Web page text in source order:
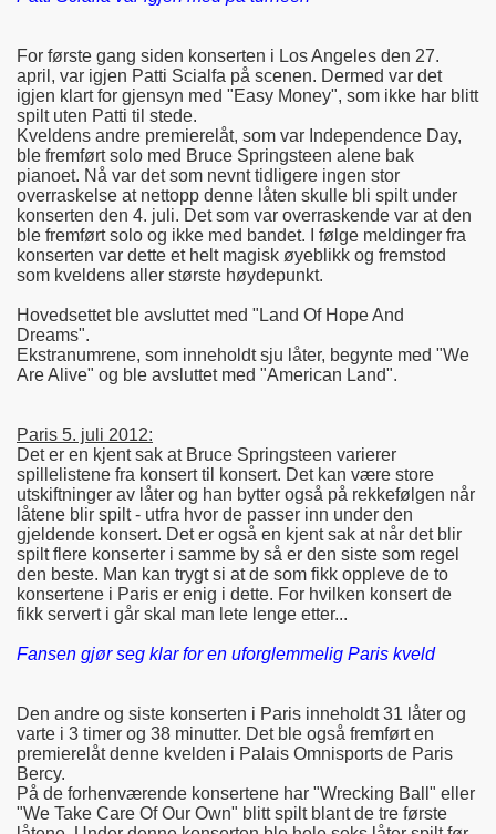
For første gang siden konserten i Los Angeles den 27.
april, var igjen Patti Scialfa på scenen. Dermed var det
igjen klart for gjensyn med "Easy Money", som ikke har blitt
spilt uten Patti til stede.
Kveldens andre premierelåt, som var Independence Day,
ble fremført solo med Bruce Springsteen alene bak
pianoet. Nå var det som nevnt tidligere ingen stor
overraskelse at nettopp denne låten skulle bli spilt under
konserten den 4. juli. Det som var overraskende var at den
ble fremført solo og ikke med bandet. I følge meldinger fra
konserten var dette et helt magisk øyeblikk og fremstod
som kveldens aller største høydepunkt.
Hovedsettet ble avsluttet med "Land Of Hope And
Dreams".
Ekstranumrene, som inneholdt sju låter, begynte med "We
Are Alive" og ble avsluttet med "American Land".
Paris 5. juli 2012:
Det er en kjent sak at Bruce Springsteen varierer
spillelistene fra konsert til konsert. Det kan være store
utskiftninger av låter og han bytter også på rekkefølgen når
låtene blir spilt - utfra hvor de passer inn under den
gjeldende konsert. Det er også en kjent sak at når det blir
spilt flere konserter i samme by så er den siste som regel
den beste. Man kan trygt si at de som fikk oppleve de to
konsertene i Paris er enig i dette. For hvilken konsert de
fikk servert i går skal man lete lenge etter...
Fansen gjør seg klar for en uforglemmelig Paris kveld
Den andre og siste konserten i Paris inneholdt 31 låter og
varte i 3 timer og 38 minutter. Det ble også fremført en
premierelåt denne kvelden i Palais Omnisports de Paris
Bercy.
På de forhenværende konsertene har "Wrecking Ball" eller
"We Take Care Of Our Own" blitt spilt blant de tre første